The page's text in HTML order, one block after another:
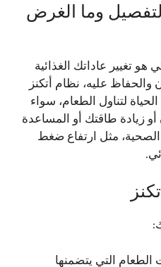
وما الغرض
تغيير عاداتك الغذائية
عليه، نظام أتكنز
لتناول الطعام، سواء
زيادة طاقتك أو المساعدة
مثل ارتفاع ضغط
الطعام التي يتضمنها